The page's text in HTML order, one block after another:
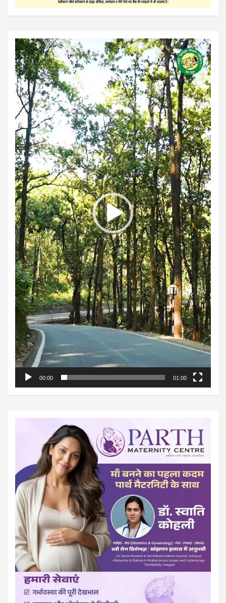
Video
Player
00:00 01:00